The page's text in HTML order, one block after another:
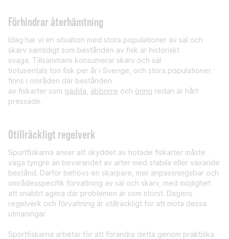
Förhindrar återhämtning
Idag har vi en situation med stora populationer av säl och
skarv samtidigt som bestånden av fisk är historiskt
svaga. Tillsammans konsumerar skarv och säl
tiotusentals ton fisk per år i Sverige, och stora populationer
finns i områden där bestånden
av fiskarter som gädda abborre och öring redan är hårt
pressade.
Otillräckligt regelverk
Sportfiskarna anser att skyddet av hotade fiskarter måste
väga tyngre än bevarandet av arter med stabila eller växande
bestånd. Därför behövs en skarpare, mer anpassningsbar och
områdesspecifik förvaltning av säl och skarv, med möjlighet
att snabbt agera där problemen är som störst. Dagens
regelverk och förvaltning är otillräckligt för att möta dessa
utmaningar.
Sportfiskarna arbetar för att förändra detta genom praktiska